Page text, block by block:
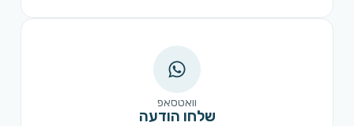
וואטסאפ
שלחו הודעה